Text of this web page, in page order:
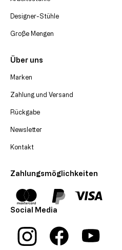
Designer-Stühle
Große Mengen
Über uns
Marken
Zahlung und Versand
Rückgabe
Newsletter
Kontakt
Zahlungsmöglichkeiten
Social Media